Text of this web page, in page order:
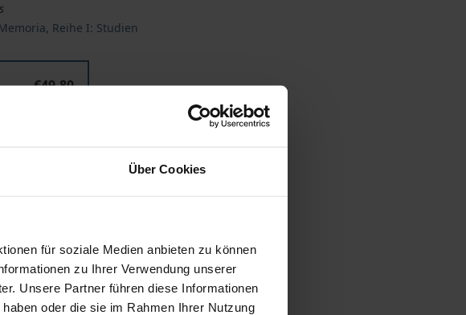
Über Cookies
für soziale Medien anbieten zu können
zu Ihrer Verwendung unserer
Unsere Partner führen diese Informationen
oder die sie im Rahmen Ihrer Nutzung
Reihe I: Studien
€49.80
address, VAT may vary at checkout.